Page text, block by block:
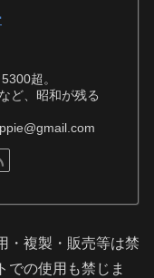
超。
ど、昭和が残る
・複製・販売等は禁
での使用も禁じま